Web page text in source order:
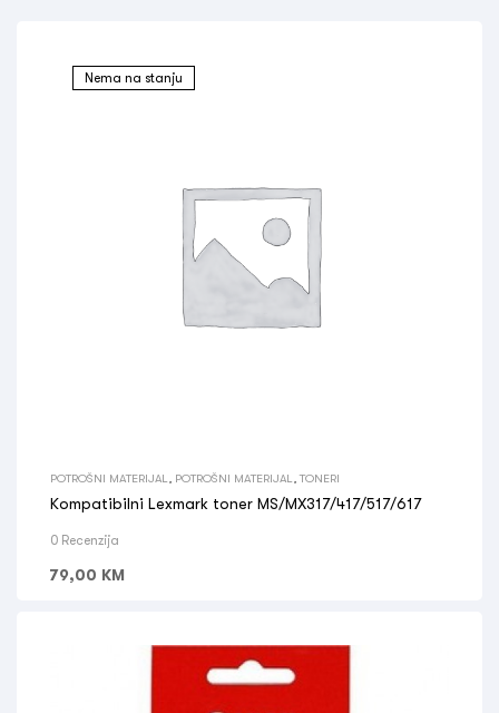
Nema na stanju
POTROŠNI MATERIJAL POTROŠNI MATERIJAL TONERI
Kompatibilni Lexmark toner MS/MX317/417/517/617
0 Recenzija
79,00 KM